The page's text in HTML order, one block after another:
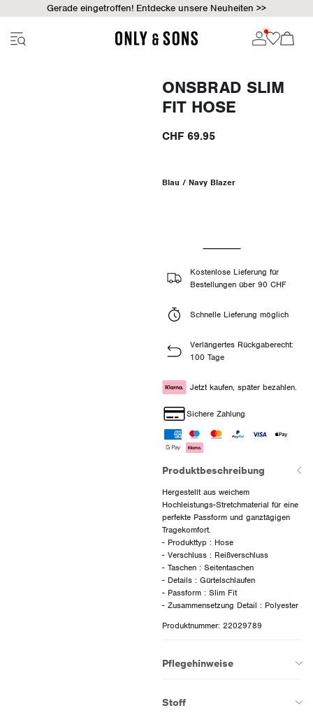
Gerade eingetroffen! Entdecke unsere Neuheiten >>
ONSBRAD SLIM
FIT HOSE
CHF 69.95
Blau / Navy Blazer
Kostenlose Lieferung für
Bestellungen über 90 CHF
Schnelle Lieferung möglich
Verlängertes Rückgaberecht:
100 Tage
Jetzt kaufen, später bezahlen.
Sichere Zahlung
Produktbeschreibung
Hergestellt aus weichem
Hochleistungs-Stretchmaterial für eine
perfekte Passform und ganztägigen
Tragekomfort.
- Produkttyp : Hose
- Verschluss : Reißverschluss
- Taschen : Seitentaschen
- Details : Gürtelschlaufen
- Passform : Slim Fit
- Zusammensetzung Detail : Polyester
Produktnummer: 22029789
Pflegehinweise
Stoff